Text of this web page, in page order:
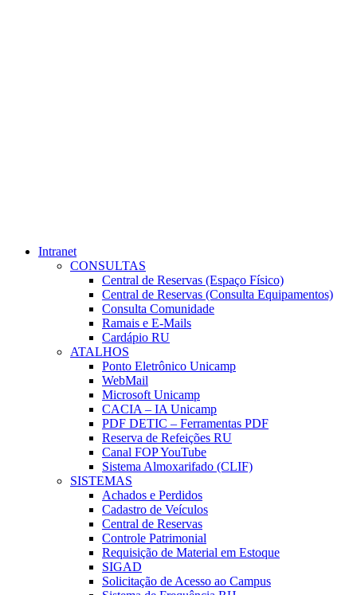
Intranet
CONSULTAS
Central de Reservas (Espaço Físico)
Central de Reservas (Consulta Equipamentos)
Consulta Comunidade
Ramais e E-Mails
Cardápio RU
ATALHOS
Ponto Eletrônico Unicamp
WebMail
Microsoft Unicamp
CACIA – IA Unicamp
PDF DETIC – Ferramentas PDF
Reserva de Refeições RU
Canal FOP YouTube
Sistema Almoxarifado (CLIF)
SISTEMAS
Achados e Perdidos
Cadastro de Veículos
Central de Reservas
Controle Patrimonial
Requisição de Material em Estoque
SIGAD
Solicitação de Acesso ao Campus